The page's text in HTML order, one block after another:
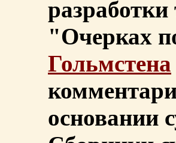
"Очерках
Гольмстена
основании